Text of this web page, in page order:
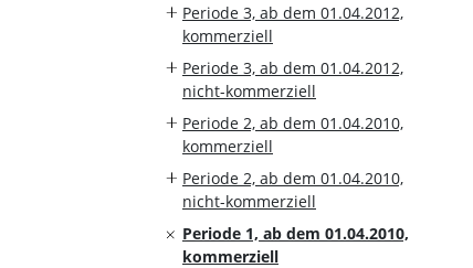
Periode 3, ab dem 01.04.2012,
kommerziell
Periode 3, ab dem 01.04.2012,
nicht-kommerziell
Periode 2, ab dem 01.04.2010,
kommerziell
Periode 2, ab dem 01.04.2010,
nicht-kommerziell
Periode 1, ab dem 01.04.2010,
kommerziell